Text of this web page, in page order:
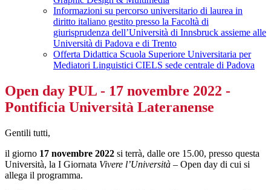
Informazioni su percorso universitario di laurea in
diritto italiano gestito presso la Facoltà di
giurisprudenza dell’Università di Innsbruck assieme alle
Università di Padova e di Trento
Offerta Didattica Scuola Superiore Universitaria per
Mediatori Linguistici CIELS sede centrale di Padova
Open day PUL - 17 novembre 2022 -
Pontificia Università Lateranense
Gentili tutti,
il giorno 17 novembre 2022 si terrà, dalle ore 15.00, presso questa
Università, la I Giornata Vivere l’Università – Open day di cui si
allega il programma.